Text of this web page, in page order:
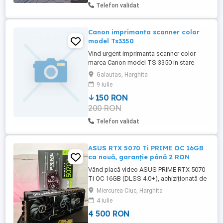
kell ráfordítanod). Helyben bármilyen
...
Telefon validat
Canon imprimanta scanner color
model Ts3350
Vind urgent imprimanta scanner color
marca Canon model TS 3350 in stare
foarte bună în garanție fără ambalaj,
Garanție Cu factură.pret
discutabil.produsul se găsește în zona
Toplița.
Galautas, Harghita
9 iulie
150 RON
200 RON
Telefon validat
ASUS RTX 5070 Ti PRIME OC 16GB
ca nouă, garanție până 2 RON
Vând placă video ASUS PRIME RTX 5070
Ti OC 16GB (DLSS 4.0+), achiziționată de
pe CEL.ro, în stare excelentă, aproape
nouă Preț: 4500 RON (preț actual nou: 5800
RON) Detalii produs: Model: ASUS PRIME
RTX 5070 Ti OC 16GB Tehnologii: DLSS
Miercurea-Ciuc, Harghita
4 iulie
4 500 RON